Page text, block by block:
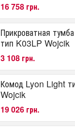
16 758 грн.
Прикроватная
тип K03LP Wojcik
3 108 грн.
Комод Lyon Light
Wojcik
19 026 грн.